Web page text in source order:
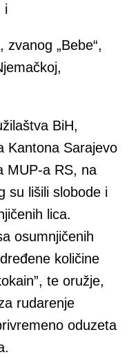
i
zvanog „Bebe“,
BiH,
Kantona Sarajevo
MUP-a RS, na
su lišili slobode i
lica.
osumnjičenih
količine
te oružje,
rudarenje
oduzeta